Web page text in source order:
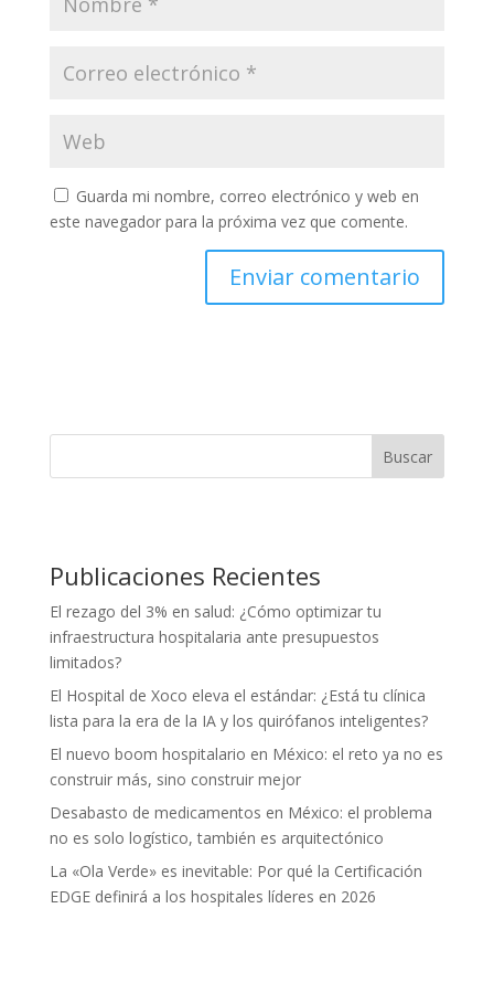
Guarda mi nombre, correo electrónico y web en
este navegador para la próxima vez que comente.
Buscar
Publicaciones Recientes
El rezago del 3% en salud: ¿Cómo optimizar tu
infraestructura hospitalaria ante presupuestos
limitados?
El Hospital de Xoco eleva el estándar: ¿Está tu clínica
lista para la era de la IA y los quirófanos inteligentes?
El nuevo boom hospitalario en México: el reto ya no es
construir más, sino construir mejor
Desabasto de medicamentos en México: el problema
no es solo logístico, también es arquitectónico
La «Ola Verde» es inevitable: Por qué la Certificación
EDGE definirá a los hospitales líderes en 2026